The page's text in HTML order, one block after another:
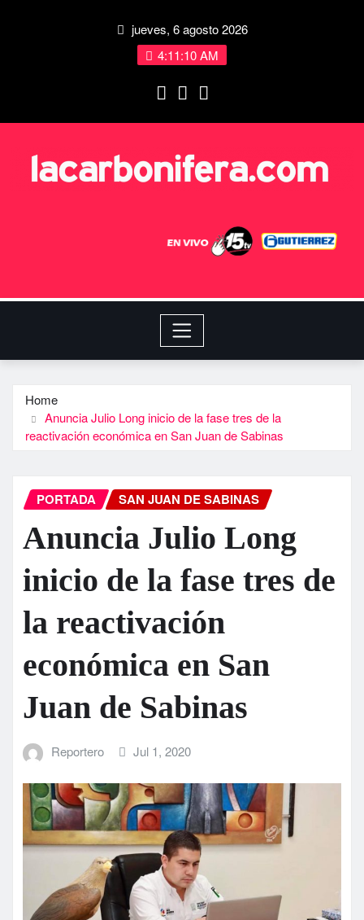
jueves, 6 agosto 2026
4:11:11 AM
Home
Anuncia Julio Long inicio de la fase tres de la
reactivación económica en San Juan de Sabinas
PORTADA SAN JUAN DE SABINAS
Anuncia Julio Long
inicio de la fase tres de
la reactivación
económica en San
Juan de Sabinas
Reportero Jul 1, 2020